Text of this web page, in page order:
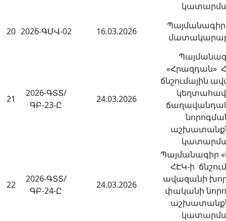
20 2026-ԳՄՎ-02 16.03.2026
Պայմանագիր
21
2026-ԳՏՏ/
ԳԲ-23-Ը
24.03.2026
«Հրազդան»
ճնշումային
22
2026-ԳՏՏ/
ԳԲ-24-Ը
24.03.2026
Պայմանագիր
ՀԷԿ-ի
ավազանի
փականի